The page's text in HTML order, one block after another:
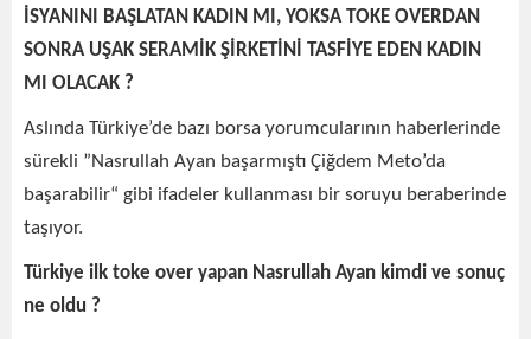
İSYANINI BAŞLATAN KADIN MI, YOKSA TOKE OVERDAN
SONRA UŞAK SERAMİK ŞİRKETİNİ TASFİYE EDEN KADIN
MI OLACAK ?
Aslında Türkiye’de bazı borsa yorumcularının haberlerinde
sürekli ”Nasrullah Ayan başarmıştı Çiğdem Meto’da
başarabilir“ gibi ifadeler kullanması bir soruyu beraberinde
taşıyor.
Türkiye ilk toke over yapan Nasrullah Ayan kimdi ve sonuç
ne oldu ?